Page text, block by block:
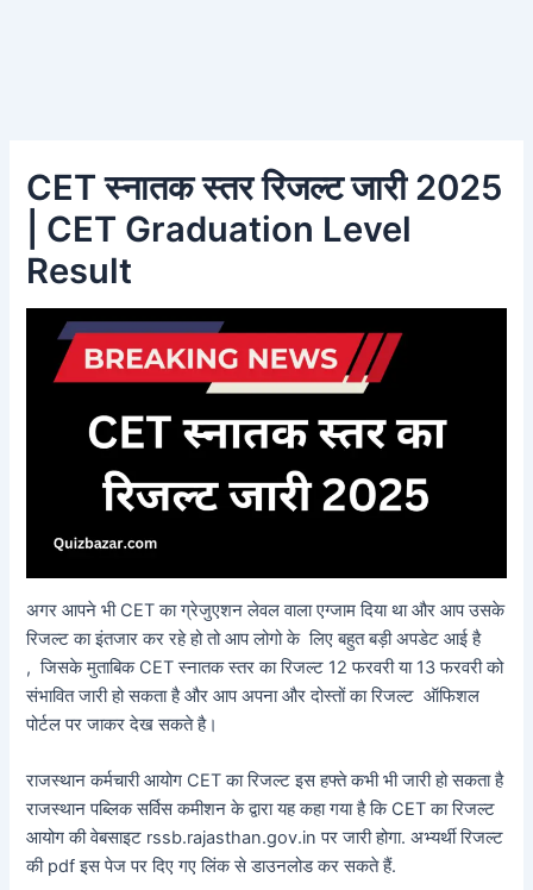
CET स्नातक स्तर रिजल्ट जारी 2025
| CET Graduation Level
Result
अगर आपने भी CET का ग्रेजुएशन लेवल वाला एग्जाम दिया था और आप उसके
रिजल्ट का इंतजार कर रहे हो तो आप लोगो के लिए बहुत बड़ी अपडेट आई है
, जिसके मुताबिक CET स्नातक स्तर का रिजल्ट 12 फरवरी या 13 फरवरी को
संभावित जारी हो सकता है और आप अपना और दोस्तों का रिजल्ट ऑफिशल
पोर्टल पर जाकर देख सकते है।
राजस्थान कर्मचारी आयोग CET का रिजल्ट इस हफ्ते कभी भी जारी हो सकता है
राजस्थान पब्लिक सर्विस कमीशन के द्वारा यह कहा गया है कि CET का रिजल्ट
आयोग की वेबसाइट rssb.rajasthan.gov.in पर जारी होगा. अभ्यर्थी रिजल्ट
की pdf इस पेज पर दिए गए लिंक से डाउनलोड कर सकते हैं.